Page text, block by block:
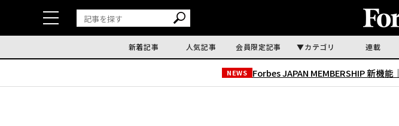
新着記事 人気記事 会員限定記事 カテゴリ 連載
NEWS Forbes JAPAN MEMBERSHIP 新機能｜